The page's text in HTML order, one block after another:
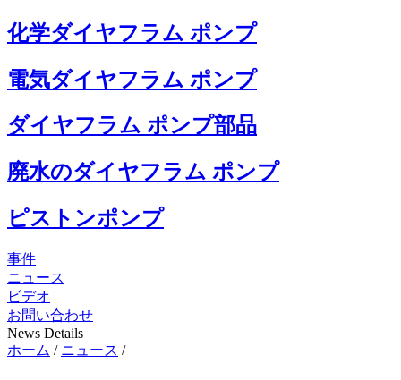
化学ダイヤフラム ポンプ
電気ダイヤフラム ポンプ
ダイヤフラム ポンプ部品
廃水のダイヤフラム ポンプ
ピストンポンプ
事件
ニュース
ビデオ
お問い合わせ
News Details
ホーム / ニュース /